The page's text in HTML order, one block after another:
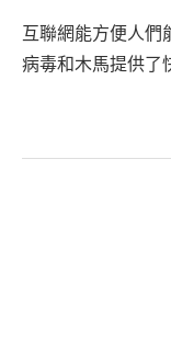
互聯網能方便人們
病毒和木馬提供了